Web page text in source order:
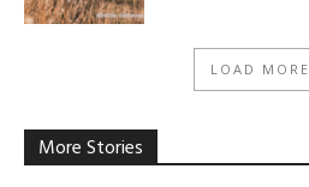
LOAD MORE
More Stories